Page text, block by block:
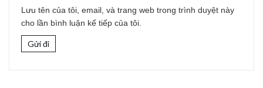
Lưu tên của tôi, email, và trang web trong trình duyệt này
cho lần bình luận kế tiếp của tôi.